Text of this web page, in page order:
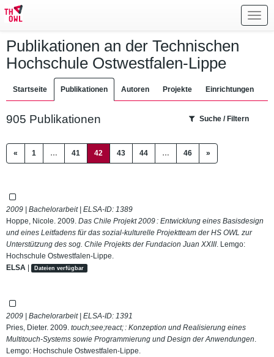
Publikationen an der Technischen
Hochschule Ostwestfalen-Lippe
Startseite Publikationen Autoren Projekte Einrichtungen
905 Publikationen Suche / Filtern
« 1 … 41 42 (current)
43 44 … 46 »
2009 | Bachelorarbeit | ELSA-ID: 1389
Hoppe, Nicole. 2009. Das Chile Projekt 2009 : Entwicklung eines Basisdesign
und eines Leitfadens für das sozial-kulturelle Projektteam der HS OWL zur
Unterstützung des sog. Chile Projekts der Fundacion Juan XXIII. Lemgo:
Hochschule Ostwestfalen-Lippe.
ELSA | Dateien verfügbar
2009 | Bachelorarbeit | ELSA-ID: 1391
Pries, Dieter. 2009. touch;see;react; : Konzeption und Realisierung eines
Multitouch-Systems sowie Programmierung und Design der Anwendungen
Lemgo: Hochschule Ostwestfalen-Lippe.